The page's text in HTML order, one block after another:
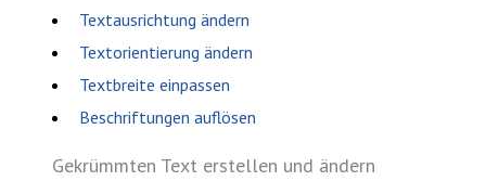
Textausrichtung ändern
Textorientierung ändern
Textbreite einpassen
Beschriftungen auflösen
Gekrümmten Text erstellen und ändern